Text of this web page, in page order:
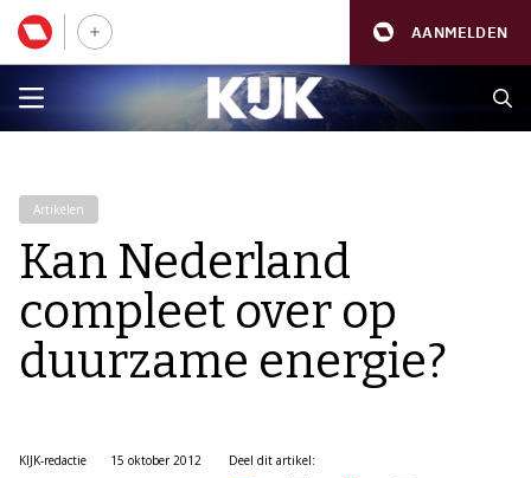
AANMELDEN
Artikelen
Kan Nederland
compleet over op
duurzame energie?
KIJK-redactie
15 oktober 2012
Deel dit artikel: